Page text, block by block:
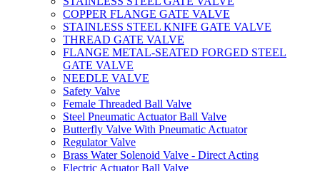
COPPER FLANGE GATE VALVE
STAINLESS STEEL KNIFE GATE VALVE
THREAD GATE VALVE
FLANGE METAL-SEATED FORGED STEEL
GATE VALVE
NEEDLE VALVE
Safety Valve
Female Threaded Ball Valve
Steel Pneumatic Actuator Ball Valve
Butterfly Valve With Pneumatic Actuator
Regulator Valve
Brass Water Solenoid Valve - Direct Acting
Electric Actuator Ball Valve